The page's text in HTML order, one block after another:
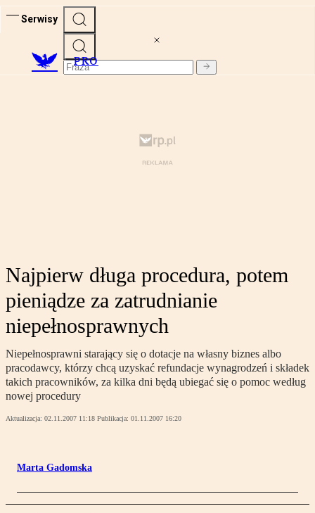
Serwisy
PRO
Najpierw długa procedura, potem
pieniądze za zatrudnianie
niepełnosprawnych
Niepełnosprawni starający się o dotacje na własny biznes albo
pracodawcy, którzy chcą uzyskać refundacje wynagrodzeń i składek
takich pracowników, za kilka dni będą ubiegać się o pomoc według
nowej procedury
Aktualizacja: 02.11.2007 11:18 Publikacja: 01.11.2007 16:20
Marta Gadomska